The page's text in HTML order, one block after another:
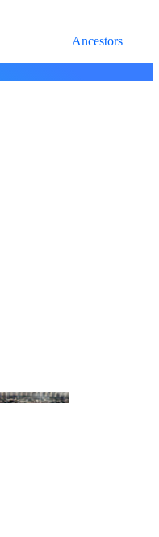
Ancestors